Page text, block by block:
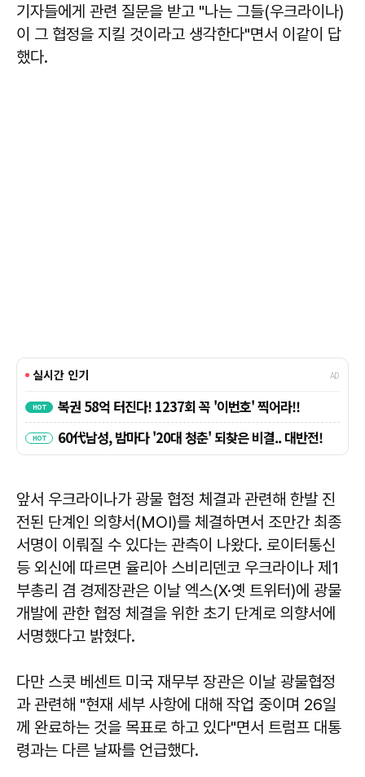
기자들에게 관련 질문을 받고 "나는 그들(우크라이나)
이 그 협정을 지킬 것이라고 생각한다"면서 이같이 답
했다.
앞서 우크라이나가 광물 협정 체결과 관련해 한발 진
전된 단계인 의향서(MOI)를 체결하면서 조만간 최종
서명이 이뤄질 수 있다는 관측이 나왔다. 로이터통신
등 외신에 따르면 율리아 스비리덴코 우크라이나 제1
부총리 겸 경제장관은 이날 엑스(X·옛 트위터)에 광물
개발에 관한 협정 체결을 위한 초기 단계로 의향서에
서명했다고 밝혔다.
다만 스콧 베센트 미국 재무부 장관은 이날 광물협정
과 관련해 "현재 세부 사항에 대해 작업 중이며 26일
께 완료하는 것을 목표로 하고 있다"면서 트럼프 대통
령과는 다른 날짜를 언급했다.